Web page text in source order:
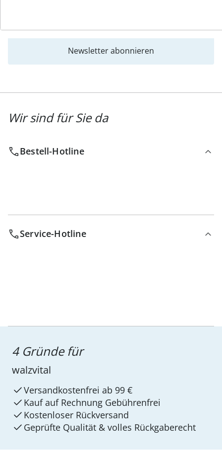
Newsletter abonnieren
Wir sind für Sie da
Bestell-Hotline
Service-Hotline
4 Gründe für
walzvital
Versandkostenfrei ab 99 €
Kauf auf Rechnung Gebührenfrei
Kostenloser Rückversand
Geprüfte Qualität & volles Rückgaberecht